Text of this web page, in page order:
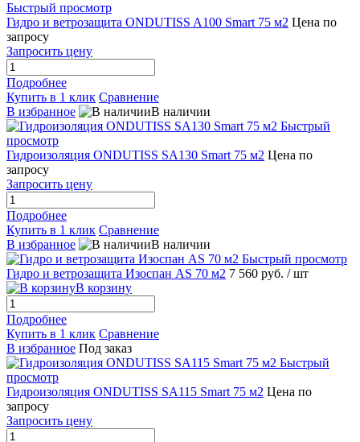
Быстрый просмотр
Гидро и ветрозащита ONDUTISS A100 Smart 75 м2 Цена по
запросу
Запросить цену
Подробнее
Купить в 1 клик Сравнение
В избранное
В наличии
Быстрый
просмотр
Гидроизоляция ONDUTISS SA130 Smart 75 м2 Цена по
запросу
Запросить цену
Подробнее
Купить в 1 клик Сравнение
В избранное
В наличии
Быстрый просмотр
Гидро и ветрозащита Изоспан АS 70 м2 7 560 руб. / шт
В корзину
Подробнее
Купить в 1 клик Сравнение
В избранное Под заказ
Быстрый
просмотр
Гидроизоляция ONDUTISS SA115 Smart 75 м2 Цена по
запросу
Запросить цену